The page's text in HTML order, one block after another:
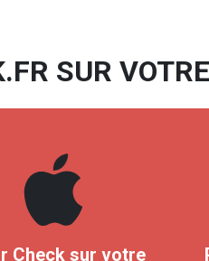
SUR
Check sur votre